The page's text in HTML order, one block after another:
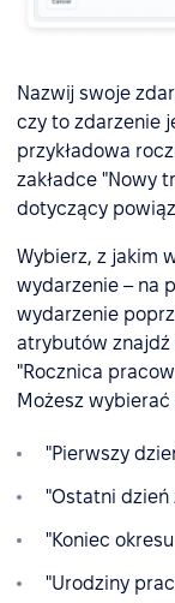
Nazwij swoje
czy to zdarzenie
przykładowa
zakładce "Nowy
dotyczący
Wybierz, z jakim
wydarzenie – na
wydarzenie
atrybutów
"Rocznica
Możesz
"Pierwszy
"Ostatni dzień
"Koniec
"Urodziny